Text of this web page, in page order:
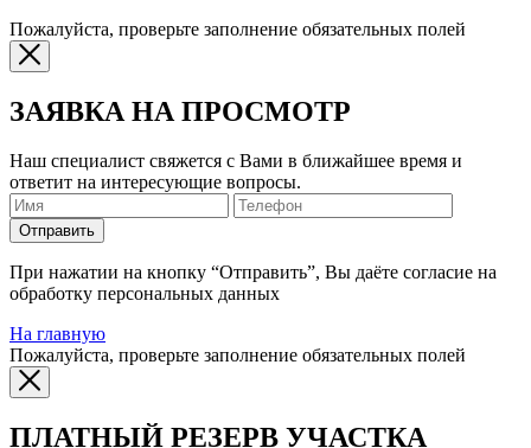
Пожалуйста, проверьте заполнение обязательных полей
ЗАЯВКА НА ПРОСМОТР
Наш специалист свяжется с Вами в ближайшее время и
ответит на интересующие вопросы.
Отправить
При нажатии на кнопку “Отправить”, Вы даёте согласие на
обработку персональных данных
На главную
Пожалуйста, проверьте заполнение обязательных полей
ПЛАТНЫЙ РЕЗЕРВ УЧАСТКА